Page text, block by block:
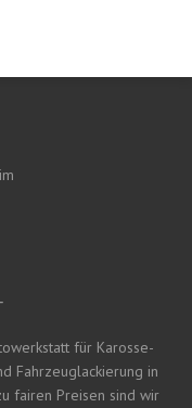
für Karos­se­
Fahr­zeug­la­ckie­rung in
fai­ren Prei­sen sind wir